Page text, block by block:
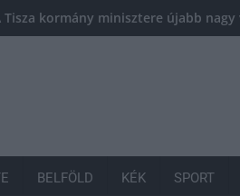
Tisza kormány minisztere újabb
BELFÖLD KÉK SPORT